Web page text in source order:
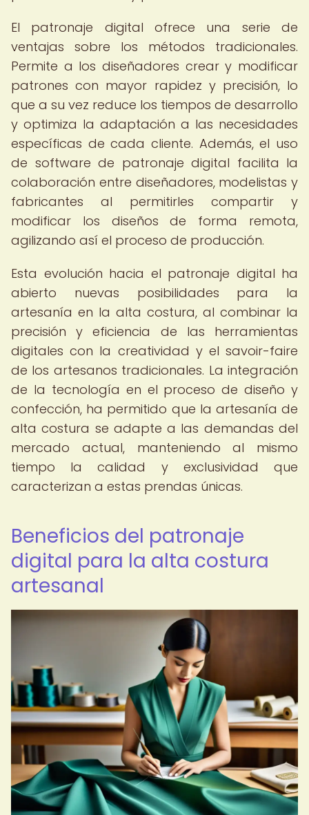
El patronaje digital ofrece una serie de
ventajas sobre los métodos tradicionales.
Permite a los diseñadores crear y modificar
patrones con mayor rapidez y precisión, lo
que a su vez reduce los tiempos de desarrollo
y optimiza la adaptación a las necesidades
específicas de cada cliente. Además, el uso
de software de patronaje digital facilita la
colaboración entre diseñadores, modelistas y
fabricantes al permitirles compartir y
modificar los diseños de forma remota,
agilizando así el proceso de producción.
Esta evolución hacia el patronaje digital ha
abierto nuevas posibilidades para la
artesanía en la alta costura, al combinar la
precisión y eficiencia de las herramientas
digitales con la creatividad y el savoir-faire
de los artesanos tradicionales. La integración
de la tecnología en el proceso de diseño y
confección, ha permitido que la artesanía de
alta costura se adapte a las demandas del
mercado actual, manteniendo al mismo
tiempo la calidad y exclusividad que
caracterizan a estas prendas únicas.
Beneficios del patronaje
digital para la alta costura
artesanal